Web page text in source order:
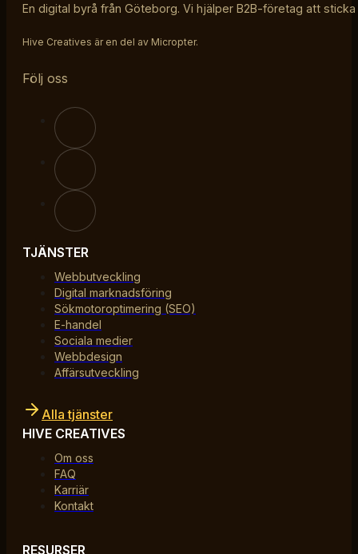
En digital byrå från Göteborg. Vi hjälper B2B-företag att
Hive Creatives är en del av Micropter.
Följ oss
TJÄNSTER
Webbutveckling
Digital marknadsföring
Sökmotoroptimering (SEO)
E-handel
Sociala medier
Webbdesign
Affärsutveckling
Alla tjänster
HIVE CREATIVES
Om oss
FAQ
Karriär
Kontakt
RESURSER